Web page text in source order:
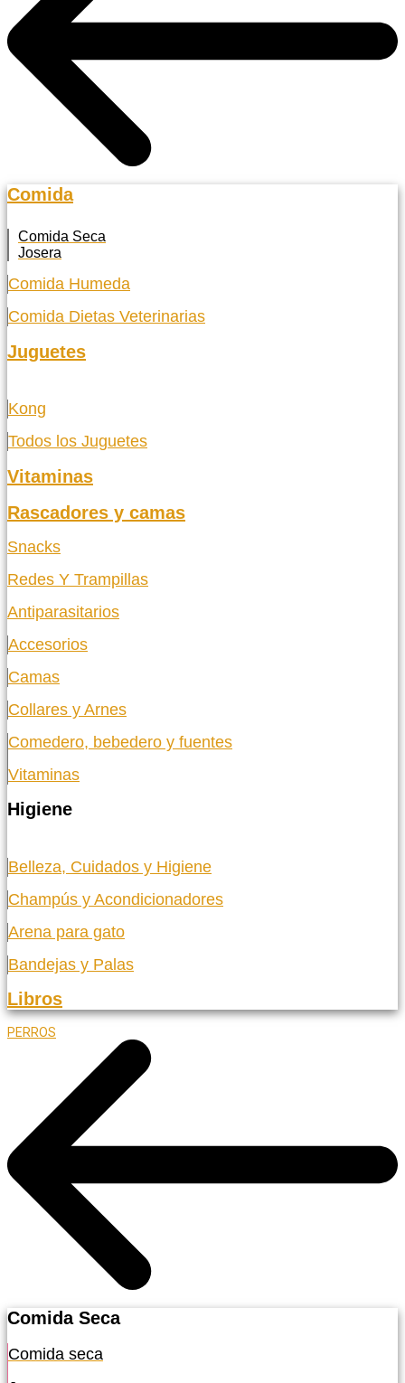
Comida
Comida Seca
Josera
Comida Humeda
Comida Dietas Veterinarias
Juguetes
Kong
Todos los Juguetes
Vitaminas
Rascadores y camas
Snacks
Redes Y Trampillas
Antiparasitarios
Accesorios
Camas
Collares y Arnes
Comedero, bebedero y fuentes
Vitaminas
Higiene
Belleza, Cuidados y Higiene
Champús y Acondicionadores
Arena para gato
Bandejas y Palas
Libros
PERROS
Comida Seca
Comida seca